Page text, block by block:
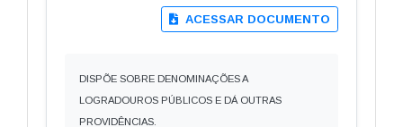
ACESSAR DOCUMENTO
DISPÕE SOBRE DENOMINAÇÕES A
LOGRADOUROS PÚBLICOS E DÁ OUTRAS
PROVIDÊNCIAS.